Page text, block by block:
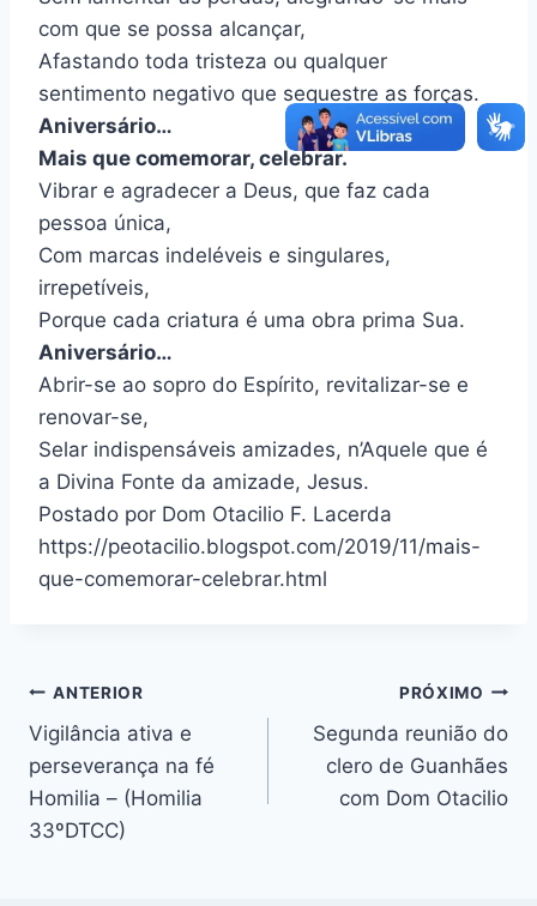
com que se possa alcançar,
Afastando toda tristeza ou qualquer
sentimento negativo que sequestre as forças.
Aniversário…
Mais que comemorar, celebrar.
Vibrar e agradecer a Deus, que faz cada
pessoa única,
Com marcas indeléveis e singulares,
irrepetíveis,
Porque cada criatura é uma obra prima Sua.
Aniversário…
Abrir-se ao sopro do Espírito, revitalizar-se e
renovar-se,
Selar indispensáveis amizades, n’Aquele que é
a Divina Fonte da amizade, Jesus.
Postado por Dom Otacilio F. Lacerda
https://peotacilio.blogspot.com/2019/11/mais-
que-comemorar-celebrar.html
Navegação
de
Post
ANTERIOR
Vigilância ativa e
perseverança na fé
Homilia – (Homilia
33ºDTCC)
PRÓXIMO
Segunda reunião do
clero de Guanhães
com Dom Otacilio